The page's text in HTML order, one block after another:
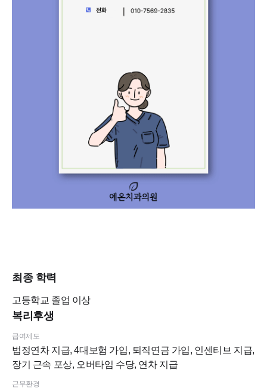
최종 학력
고등학교 졸업 이상
복리후생
급여제도
법정연차 지급, 4대보험 가입, 퇴직연금 가입, 인센티브 지급,
장기 근속 포상, 오버타임 수당, 연차 지급
근무환경